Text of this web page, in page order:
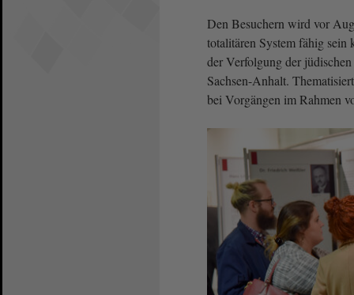
Den Besuchern wird vor
totalitären System fähig
der Verfolgung der
Sachsen-Anhalt.
bei Vorgängen im Rahmen